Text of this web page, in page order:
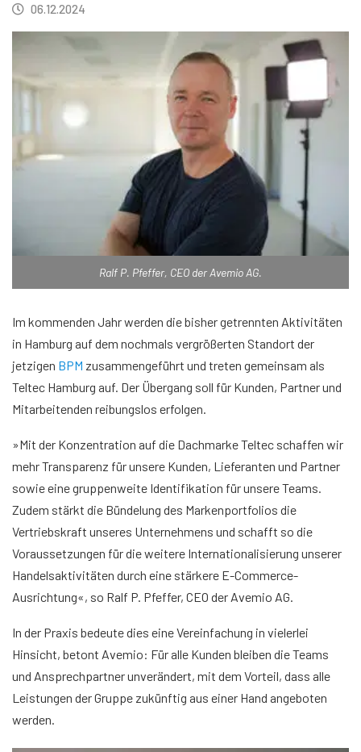
06.12.2024
Ralf P. Pfeffer, CEO der Avemio AG.
Im kommenden Jahr werden die bisher getrennten Aktivitäten
in Hamburg auf dem nochmals vergrößerten Standort der
jetzigen BPM zusammengeführt und treten gemeinsam als
Teltec Hamburg auf. Der Übergang soll für Kunden, Partner und
Mitarbeitenden reibungslos erfolgen.
»Mit der Konzentration auf die Dachmarke Teltec schaffen wir
mehr Transparenz für unsere Kunden, Lieferanten und Partner
sowie eine gruppenweite Identifikation für unsere Teams.
Zudem stärkt die Bündelung des Markenportfolios die
Vertriebskraft unseres Unternehmens und schafft so die
Voraussetzungen für die weitere Internationalisierung unserer
Handelsaktivitäten durch eine stärkere E-Commerce-
Ausrichtung«, so Ralf P. Pfeffer, CEO der Avemio AG.
In der Praxis bedeute dies eine Vereinfachung in vielerlei
Hinsicht, betont Avemio: Für alle Kunden bleiben die Teams
und Ansprechpartner unverändert, mit dem Vorteil, dass alle
Leistungen der Gruppe zukünftig aus einer Hand angeboten
werden.